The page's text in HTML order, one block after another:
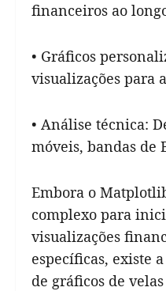
financeiros ao
• Gráficos
visualizações para
• Análise técnica:
móveis, bandas de
Embora o
complexo para
visualizações
específicas, existe
de gráficos de